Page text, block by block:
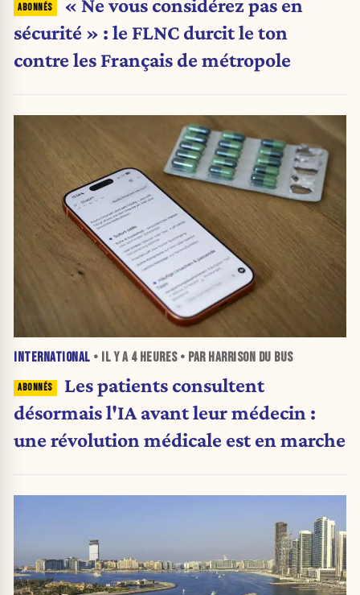
« Ne vous considérez pas en
sécurité » : le FLNC durcit le ton
contre les Français de métropole
INTERNATIONAL • IL Y A 4 HEURES• PAR HARRISON DU BUS
Les patients consultent
désormais l'IA avant leur médecin :
une révolution médicale est en marche